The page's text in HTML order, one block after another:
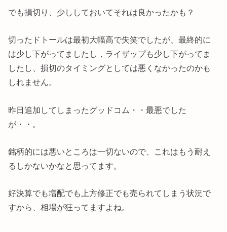
でも損切り、少ししておいてそれは良かったかも？
切ったドトールは最初大幅高で失笑でしたが、最終的に
は少し下がってましたし，ライザップも少し下がってま
したし、損切のタイミングとしては悪くなかったのかも
しれません。
昨日追加してしまったグッドコム・・最悪でした
が・・。
銘柄的には悪いところは一切ないので、これはもう耐え
るしかないかなと思ってます。
好決算でも増配でも上方修正でも売られてしまう状況で
すから、相場が狂ってますよね。